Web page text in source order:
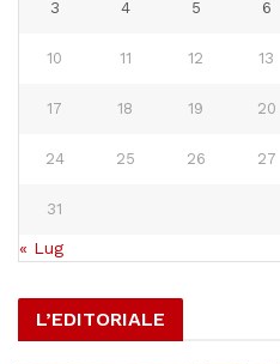
3 4 5 6
10 11 12 13
17 18 19 20
24 25 26 27
31
« Lug
L’EDITORIALE